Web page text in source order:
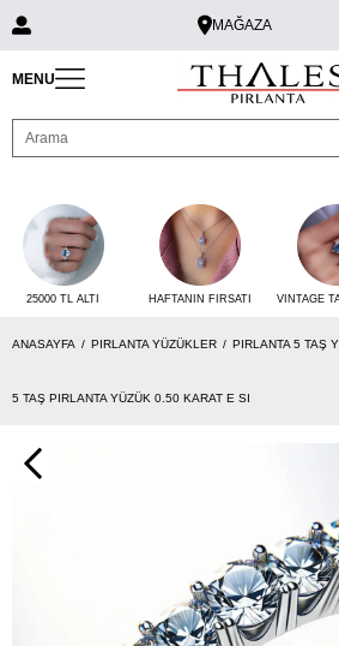
MAĞAZA
MENU
25000 TL ALTI HAFTANIN FIRSATI VINTAGE
ANASAYFA PIRLANTA YÜZÜKLER PIRLANTA 5 TAŞ
5 TAŞ PIRLANTA YÜZÜK 0.50 KARAT E SI